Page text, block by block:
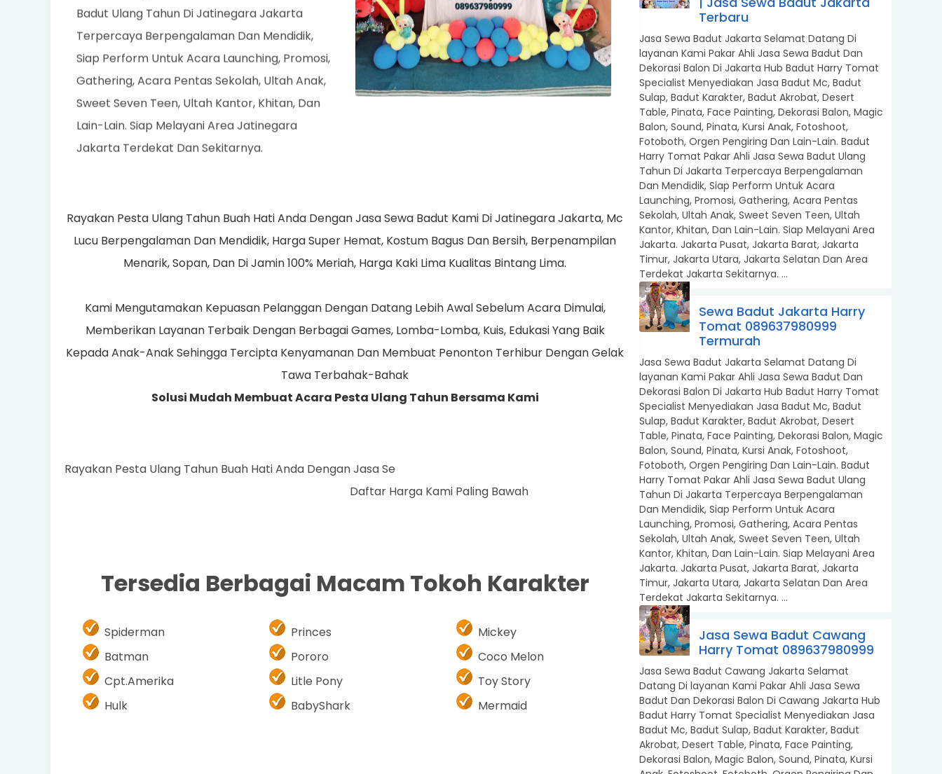
Badut Harry Tomat Pakar Ahli Jasa Sewa
Badut Ulang Tahun Di Jatinegara Jakarta
Terpercaya Berpengalaman Dan Mendidik,
Siap Perform Untuk Acara Launching, Promosi,
Gathering, Acara Pentas Sekolah, Ultah Anak,
Sweet Seven Teen, Ultah Kantor, Khitan, Dan
Lain-Lain. Siap Melayani Area Jatinegara
Rayakan Pesta Ulang Tahun Buah Hati Anda Dengan Jasa Sewa Badut Kami Di Jatinegara Jakarta, Mc
Lucu Berpengalaman Dan Mendidik, Harga Super Hemat, Kostum Bagus Dan Bersih, Berpenampilan
Menarik, Sopan, Dan Di Jamin 100% Meriah, Harga Kaki Lima Kualitas Bintang Lima.
Kami Mengutamakan Kepuasan Pelanggan Dengan Datang Lebih Awal Sebelum Acara Dimulai,
Memberikan Layanan Terbaik Dengan Berbagai Games, Lomba-Lomba, Kuis, Edukasi Yang Baik
Kepada Anak-Anak Sehingga Tercipta Kenyamanan Dan Membuat Penonton Terhibur Dengan Gelak
Tawa Terbahak-Bahak
Solusi Mudah Membuat Acara Pesta Ulang Tahun Bersama Kami
Rayakan Pesta Ulang Tahun Buah Hati Anda Dengan Jasa Sewa Badut Kami
Daftar Harga Kami Paling Bawah
Tersedia Berbagai Macam Tokoh Karakter
Spiderman
Batman
Cpt.Amerika
Hulk
Princes
Pororo
Litle Pony
BabyShark
Mickey
Coco Melon
Toy Story
Mermaid
Terbaru
Jasa Sewa Badut Jakarta Selamat Datang Di
layanan Kami Pakar Ahli Jasa Sewa Badut Dan
Dekorasi Balon Di Jakarta Hub Badut Harry Tomat
Specialist Menyediakan Jasa Badut Mc, Badut
Sulap, Badut Karakter, Badut Akrobat, Desert
Table, Pinata, Face Painting, Dekorasi Balon, Magic
Balon, Sound, Pinata, Kursi Anak, Fotoshoot,
Fotoboth, Orgen Pengiring Dan Lain-Lain. Badut
Harry Tomat Pakar Ahli Jasa Sewa Badut Ulang
Tahun Di Jakarta Terpercaya Berpengalaman
Dan Mendidik, Siap Perform Untuk Acara
Launching, Promosi, Gathering, Acara Pentas
Sekolah, Ultah Anak, Sweet Seven Teen, Ultah
Kantor, Khitan, Dan Lain-Lain. Siap Melayani Area
Jakarta. Jakarta Pusat, Jakarta Barat, Jakarta
Timur, Jakarta Utara, Jakarta Selatan Dan Area
Terdekat Jakarta Sekitarnya. ...
Sewa Badut Jakarta Harry
Tomat 089637980999
Termurah
Jasa Sewa Badut Jakarta Selamat Datang Di
layanan Kami Pakar Ahli Jasa Sewa Badut Dan
Dekorasi Balon Di Jakarta Hub Badut Harry Tomat
Specialist Menyediakan Jasa Badut Mc, Badut
Sulap, Badut Karakter, Badut Akrobat, Desert
Table, Pinata, Face Painting, Dekorasi Balon, Magic
Balon, Sound, Pinata, Kursi Anak, Fotoshoot,
Fotoboth, Orgen Pengiring Dan Lain-Lain. Badut
Harry Tomat Pakar Ahli Jasa Sewa Badut Ulang
Tahun Di Jakarta Terpercaya Berpengalaman
Dan Mendidik, Siap Perform Untuk Acara
Launching, Promosi, Gathering, Acara Pentas
Sekolah, Ultah Anak, Sweet Seven Teen, Ultah
Kantor, Khitan, Dan Lain-Lain. Siap Melayani Area
Jakarta. Jakarta Pusat, Jakarta Barat, Jakarta
Timur, Jakarta Utara, Jakarta Selatan Dan Area
Terdekat Jakarta Sekitarnya. ...
Jasa Sewa Badut Cawang
Harry Tomat 089637980999
Jasa Sewa Badut Cawang Jakarta Selamat
Datang Di layanan Kami Pakar Ahli Jasa Sewa
Badut Dan Dekorasi Balon Di Cawang Jakarta Hub
Badut Harry Tomat Specialist Menyediakan Jasa
Badut Mc, Badut Sulap, Badut Karakter, Badut
Akrobat, Desert Table, Pinata, Face Painting,
Dekorasi Balon, Magic Balon, Sound, Pinata, Kursi